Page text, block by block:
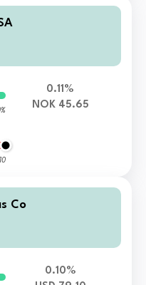
10
0.11%
NOK 45.65
Co
0.10%